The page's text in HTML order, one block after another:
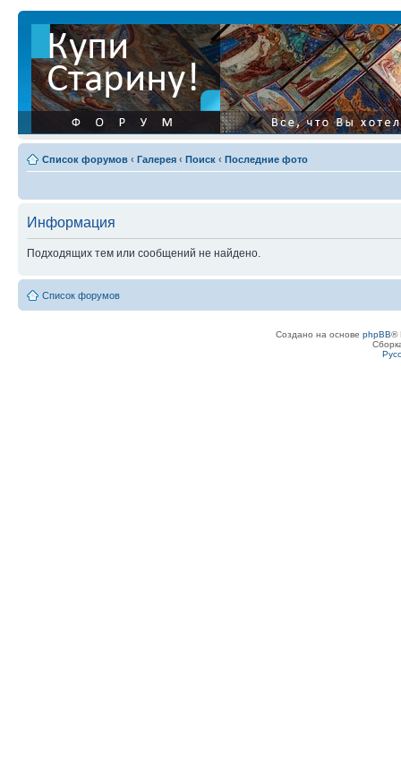
Список форумов ‹ Галерея ‹ Поиск ‹ Последние фото
Информация
Подходящих тем или сообщений не найдено.
Список форумов
Создано на основе phpBB®